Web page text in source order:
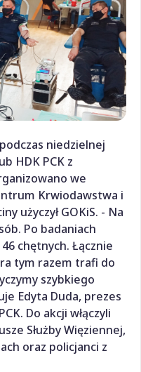
niedzielnej
HDK PCK z
we
Krwiodawstwa i
użyczył GOKiS. - Na
Po badaniach
chętnych. Łącznie
tym razem trafi do
szybkiego
Edyta Duda, prezes
Do akcji włączyli
Służby Więziennej,
oraz policjanci z